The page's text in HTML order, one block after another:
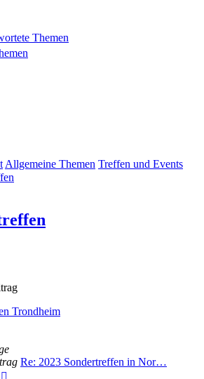
Themen
Allgemeine Themen Treffen und Events
Trondheim
Re: 2023 Sondertreffen in Nor…